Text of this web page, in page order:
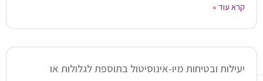
קרא עוד »
יעילות ובטיחות מיו-אינוסיטול בתוספת לגלולות או